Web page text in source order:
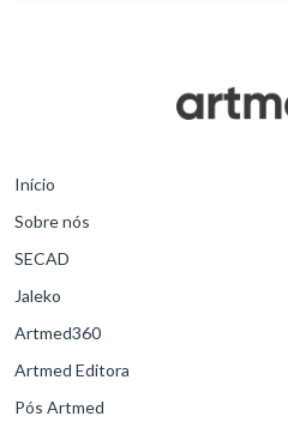
Início
Sobre nós
SECAD
Jaleko
Artmed360
Artmed Editora
Pós Artmed